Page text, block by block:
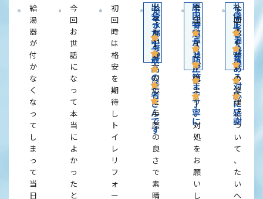
給
湯
器
が
付
か
な
く
な
っ
て
し
ま
っ
て
当
日
今
回
お
世
話
に
な
っ
て
本
当
に
よ
か
っ
た
と
初
回
時
は
格
安
を
期
待
し
ト
イ
レ
リ
フ
ォ
ー
浴
室
水
漏
れ
修
理
出
会
っ
た
中
で
最
高
の
業
者
さ
ん
で
す
と
て
も
丁
寧
な
対
応
と
手
際
の
良
さ
で
素
晴
ト
イ
レ
詰
ま
り
除
去
原
因
特
定
か
ら
防
止
策
ま
で
丁
寧
に
今
回
ト
イ
レ
が
詰
ま
り
、
対
処
を
お
願
い
し
ト
イ
レ
水
漏
れ
修
理
礼
儀
正
し
く
誠
意
あ
る
対
応
に
感
謝
今
回
の
ト
イ
レ
の
修
理
に
つ
い
て
、
た
い
へ